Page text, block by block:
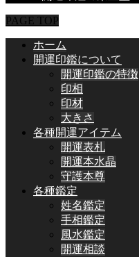
PAGE TOP
ホーム
開運印鑑について
開運印鑑の特徴
印相
印材
大きさ
各種開運アイテム
開運表札
開運本水晶
守護本尊
各種鑑定
姓名鑑定
手相鑑定
風水鑑定
開運相談